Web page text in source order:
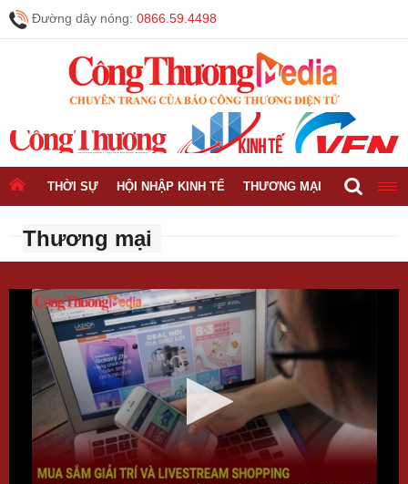
Đường dây nóng: 0866.59.4498
THỜI SỰ HỘI NHẬP KINH TẾ THƯƠNG MẠI CÔNG
Thương mại